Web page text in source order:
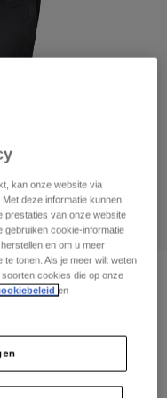
kan onze website via
deze informatie kunnen
prestaties van onze website
gebruiken cookie-informatie
en om u meer
tonen. Als je meer wilt weten
cookies die op onze
en